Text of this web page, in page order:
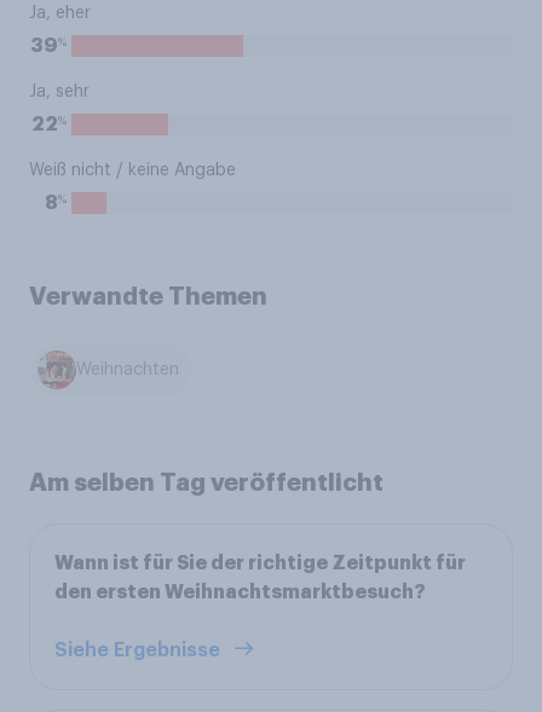
Ja, eher
39%
Ja, sehr
22%
Weiß nicht / keine Angabe
8%
Verwandte Themen
Weihnachten
Am selben Tag veröffentlicht
Wann ist für Sie der richtige Zeitpunkt für
den ersten Weihnachtsmarktbesuch?
Siehe Ergebnisse